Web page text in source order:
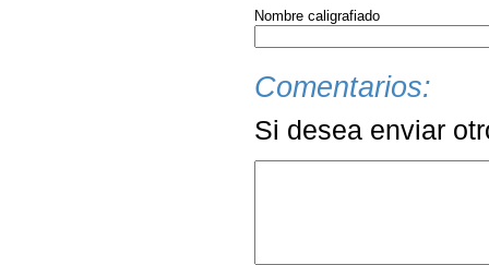
Nombre caligrafiado
Comentarios:
Si desea enviar